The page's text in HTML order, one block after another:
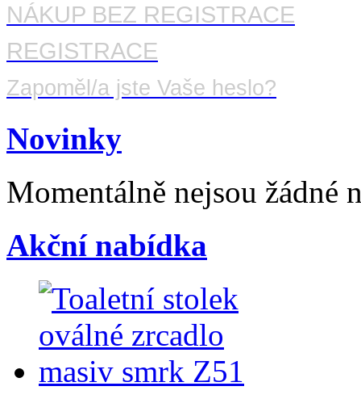
NÁKUP BEZ REGISTRACE
REGISTRACE
Zapoměl/a jste Vaše heslo?
Novinky
Momentálně nejsou žádné
Akční nabídka